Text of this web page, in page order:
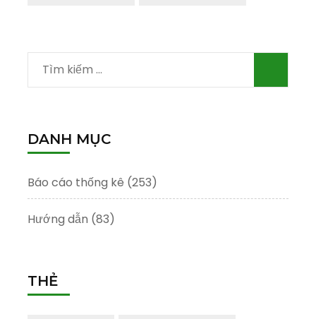
Tìm
kiếm
DANH MỤC
Báo cáo thống kê (253)
Hướng dẫn (83)
THẺ